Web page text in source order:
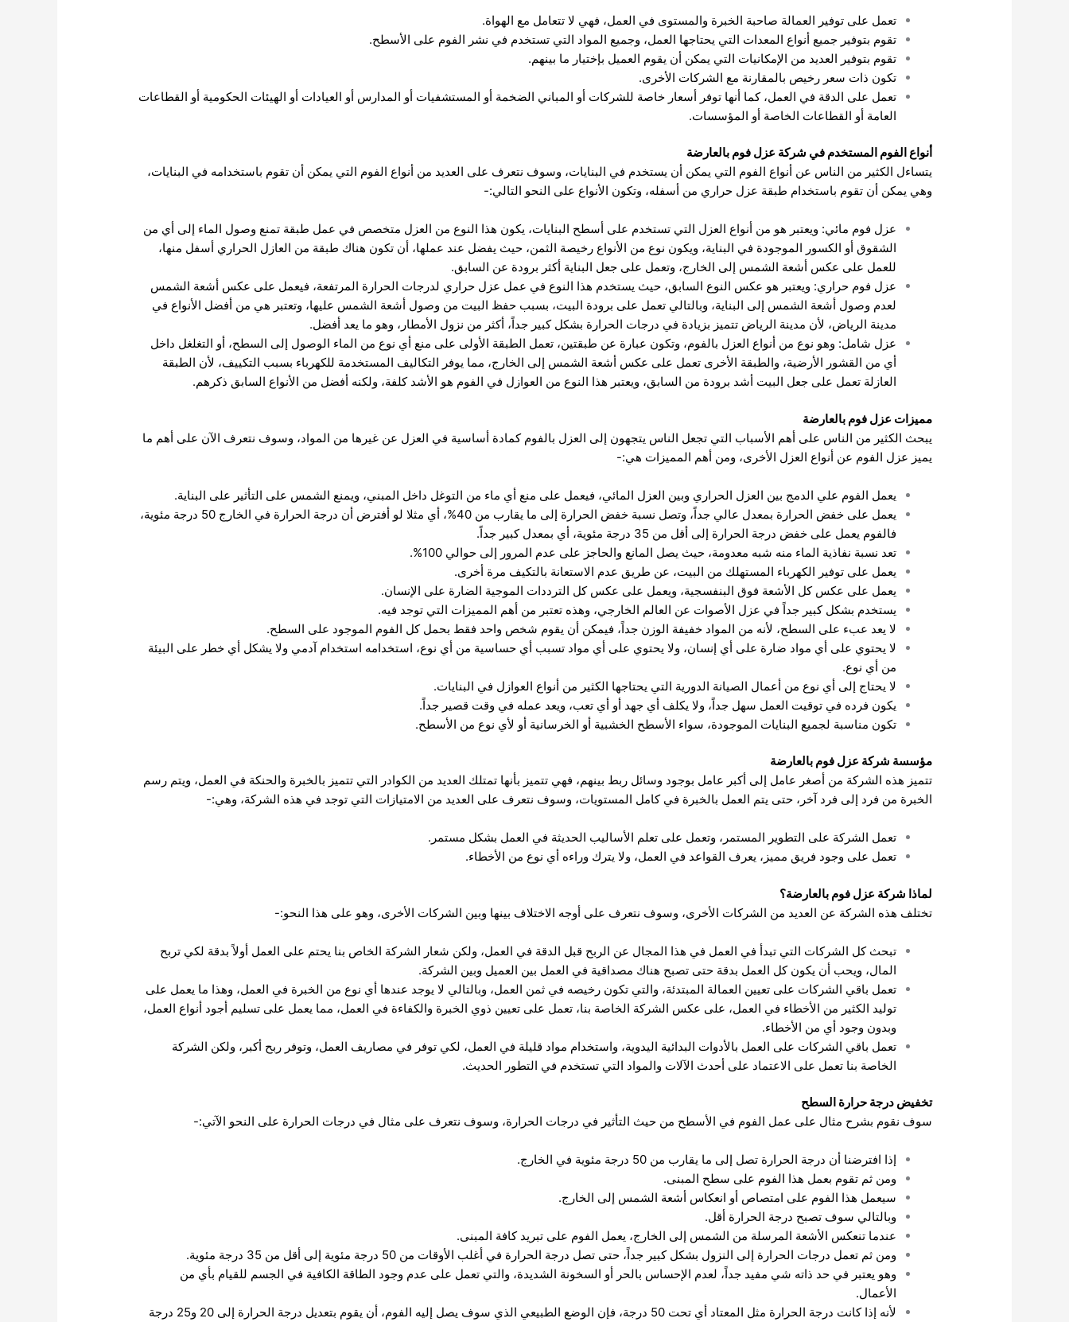
تعمل على توفير العمالة صاحبة الخبرة والمستوى في العمل، فهي لا تتعامل مع الهواة.
تقوم بتوفير جميع أنواع المعدات التي يحتاجها العمل، وجميع المواد التي تستخدم في نشر الفوم على الأسطح.
تقوم بتوفير العديد من الإمكانيات التي يمكن أن يقوم العميل بإختيار ما بينهم.
تكون ذات سعر رخيص بالمقارنة مع الشركات الأخرى.
تعمل على الدقة في العمل، كما أنها توفر أسعار خاصة للشركات أو المباني الضخمة أو المستشفيات أو المدارس أو العيادات أو الهيئات الحكومية أو القطاعات
العامة أو القطاعات الخاصة أو المؤسسات.
أنواع الفوم المستخدم في شركة عزل فوم بالعارضة
يتساءل الكثير من الناس عن أنواع الفوم التي يمكن أن يستخدم في البنايات، وسوف نتعرف على العديد من أنواع الفوم التي يمكن أن تقوم باستخدامه في البنايات،
وهي يمكن أن تقوم باستخدام طبقة عزل حراري من أسفله، وتكون الأنواع على النحو التالي:-
عزل فوم مائي: ويعتبر هو من أنواع العزل التي تستخدم على أسطح البنايات، يكون هذا النوع من العزل متخصص في عمل طبقة تمنع وصول الماء إلى أي من
الشقوق أو الكسور الموجودة في البناية، ويكون نوع من الأنواع رخيصة الثمن، حيث يفضل عند عملها، أن تكون هناك طبقة من العازل الحراري أسفل منها،
للعمل على عكس أشعة الشمس إلى الخارج، وتعمل على جعل البناية أكثر برودة عن السابق.
عزل فوم حراري: ويعتبر هو عكس النوع السابق، حيث يستخدم هذا النوع في عمل عزل حراري لدرجات الحرارة المرتفعة، فيعمل على عكس أشعة الشمس
لعدم وصول أشعة الشمس إلى البناية، وبالتالي تعمل على برودة البيت، بسبب حفظ البيت من وصول أشعة الشمس عليها، وتعتبر هي من أفضل الأنواع في
مدينة الرياض، لأن مدينة الرياض تتميز بزيادة في درجات الحرارة بشكل كبير جداً، أكثر من نزول الأمطار، وهو ما يعد أفضل.
عزل شامل: وهو نوع من أنواع العزل بالفوم، وتكون عبارة عن طبقتين، تعمل الطبقة الأولى على منع أي نوع من الماء الوصول إلى السطح، أو التغلغل داخل
أي من القشور الأرضية، والطبقة الأخرى تعمل على عكس أشعة الشمس إلى الخارج، مما يوفر التكاليف المستخدمة للكهرباء بسبب التكييف، لأن الطبقة
العازلة تعمل على جعل البيت أشد برودة من السابق، ويعتبر هذا النوع من العوازل في الفوم هو الأشد كلفة، ولكنه أفضل من الأنواع السابق ذكرهم.
مميزات عزل فوم بالعارضة
يبحث الكثير من الناس على أهم الأسباب التي تجعل الناس يتجهون إلى العزل بالفوم كمادة أساسية في العزل عن غيرها من المواد، وسوف نتعرف الآن على أهم ما
يميز عزل الفوم عن أنواع العزل الأخرى، ومن أهم المميزات هي:-
يعمل الفوم علي الدمج بين العزل الحراري وبين العزل المائي، فيعمل على منع أي ماء من التوغل داخل المبني، ويمنع الشمس على التأثير على البناية.
يعمل على خفض الحرارة بمعدل عالي جداً، وتصل نسبة خفض الحرارة إلى ما يقارب من 40%، أي مثلا لو أفترض أن درجة الحرارة في الخارج 50 درجة مئوية،
فالفوم يعمل على خفض درجة الحرارة إلى أقل من 35 درجة مئوية، أي بمعدل كبير جداً.
تعد نسبة نفاذية الماء منه شبه معدومة، حيث يصل المانع والحاجز على عدم المرور إلى حوالي 100%.
يعمل على توفير الكهرباء المستهلك من البيت، عن طريق عدم الاستعانة بالتكيف مرة أخرى.
يعمل على عكس كل الأشعة فوق البنفسجية، ويعمل على عكس كل الترددات الموجية الضارة على الإنسان.
يستخدم بشكل كبير جداً في عزل الأصوات عن العالم الخارجي، وهذه تعتبر من أهم المميزات التي توجد فيه.
لا يعد عبء على السطح، لأنه من المواد خفيفة الوزن جداً، فيمكن أن يقوم شخص واحد فقط بحمل كل الفوم الموجود على السطح.
لا يحتوي على أي مواد ضارة على أي إنسان، ولا يحتوي على أي مواد تسبب أي حساسية من أي نوع، استخدامه استخدام آدمي ولا يشكل أي خطر على البيئة
من أي نوع.
لا يحتاج إلى أي نوع من أعمال الصيانة الدورية التي يحتاجها الكثير من أنواع العوازل في البنايات.
يكون فرده في توقيت العمل سهل جداً، ولا يكلف أي جهد أو أي تعب، ويعد عمله في وقت قصير جداً.
تكون مناسبة لجميع البنايات الموجودة، سواء الأسطح الخشبية أو الخرسانية أو لأي نوع من الأسطح.
مؤسسة شركة عزل فوم بالعارضة
تتميز هذه الشركة من أصغر عامل إلى أكبر عامل بوجود وسائل ربط بينهم، فهي تتميز بأنها تمتلك العديد من الكوادر التي تتميز بالخبرة والحنكة في العمل، ويتم رسم
الخبرة من فرد إلى فرد آخر، حتى يتم العمل بالخبرة في كامل المستويات، وسوف نتعرف على العديد من الامتيازات التي توجد في هذه الشركة، وهي:-
تعمل الشركة على التطوير المستمر، وتعمل على تعلم الأساليب الحديثة في العمل بشكل مستمر.
تعمل على وجود فريق مميز، يعرف القواعد في العمل، ولا يترك وراءه أي نوع من الأخطاء.
لماذا شركة عزل فوم بالعارضة؟
تختلف هذه الشركة عن العديد من الشركات الأخرى، وسوف نتعرف على أوجه الاختلاف بينها وبين الشركات الأخرى، وهو على هذا النحو:-
تبحث كل الشركات التي تبدأ في العمل في هذا المجال عن الربح قبل الدقة في العمل، ولكن شعار الشركة الخاص بنا يحتم على العمل أولاً بدقة لكي تربح
المال، ويحب أن يكون كل العمل بدقة حتى تصبح هناك مصداقية في العمل بين العميل وبين الشركة.
تعمل باقي الشركات على تعيين العمالة المبتدئة، والتي تكون رخيصه في ثمن العمل، وبالتالي لا يوجد عندها أي نوع من الخبرة في العمل، وهذا ما يعمل على
توليد الكثير من الأخطاء في العمل، على عكس الشركة الخاصة بنا، تعمل على تعيين ذوي الخبرة والكفاءة في العمل، مما يعمل على تسليم أجود أنواع العمل،
وبدون وجود أي من الأخطاء.
تعمل باقي الشركات على العمل بالأدوات البدائية اليدوية، واستخدام مواد قليلة في العمل، لكي توفر في مصاريف العمل، وتوفر ربح أكبر، ولكن الشركة
الخاصة بنا تعمل على الاعتماد على أحدث الآلات والمواد التي تستخدم في التطور الحديث.
تخفيض درجة حرارة السطح
سوف نقوم بشرح مثال على عمل الفوم في الأسطح من حيث التأثير في درجات الحرارة، وسوف نتعرف على مثال في درجات الحرارة على النحو الآتي:-
إذا افترضنا أن درجة الحرارة تصل إلى ما يقارب من 50 درجة مئوية في الخارج.
ومن ثم تقوم بعمل هذا الفوم على سطح المبنى.
سيعمل هذا الفوم على امتصاص أو انعكاس أشعة الشمس إلى الخارج.
وبالتالي سوف تصبح درجة الحرارة أقل.
عندما تنعكس الأشعة المرسلة من الشمس إلى الخارج، يعمل الفوم على تبريد كافة المبنى.
ومن ثم تعمل درجات الحرارة إلى النزول بشكل كبير جداً، حتى تصل درجة الحرارة في أغلب الأوقات من 50 درجة مئوية إلى أقل من 35 درجة مئوية.
وهو يعتبر في حد ذاته شي مفيد جداً، لعدم الإحساس بالحر أو السخونة الشديدة، والتي تعمل على عدم وجود الطاقة الكافية في الجسم للقيام بأي من
الأعمال.
لأنه إذا كانت درجة الحرارة مثل المعتاد أي تحت 50 درجة، فإن الوضع الطبيعي الذي سوف يصل إليه الفوم، أن يقوم بتعديل درجة الحرارة إلى 20 و25 درجة